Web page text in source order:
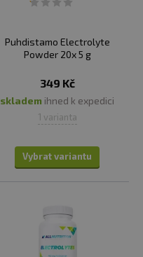
Puhdistamo Electrolyte
Powder 20x 5 g
349 Kč
skladem ihned k expedici
1 varianta
Vybrat variantu